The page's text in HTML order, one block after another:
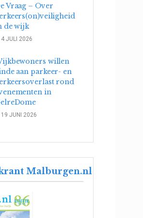
Vraag – Over
de wijk
4 JULI 2026
willen
aan parkeer- en
rond
in
19 JUNI 2026
Malburgen.nl